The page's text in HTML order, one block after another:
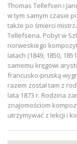
Thomas Tellefsen i
w tym samym czasie
także po śmierci
Tellefsena. Pobyt w
norweskiego
latach (1849, 1850,
samemu kręgowi
francusko-pruską
razem został tam z
lata 1873 r. Rodzina
znajomościom
utrzymywać z lekcji i